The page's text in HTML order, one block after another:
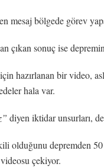
mesaj bölgede görev
çıkan sonuç ise
hazırlanan bir video,
hala var.
diyen iktidar unsurları,
olduğunu depremden 50
videosu çekiyor.